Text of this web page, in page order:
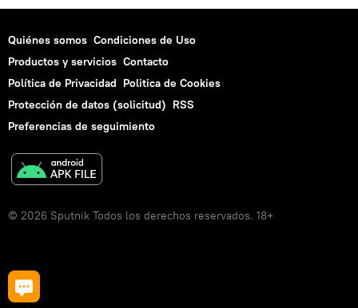
Quiénes somos Condiciones de Uso
Productos y servicios Contacto
Política de Privacidad Politica de Cookies
Protección de datos (solicitud) RSS
Preferencias de seguimiento
© 2026 Sputnik Todos los derechos reservados. 18+